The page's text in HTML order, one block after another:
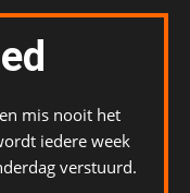
mis nooit het
iedere week
verstuurd.